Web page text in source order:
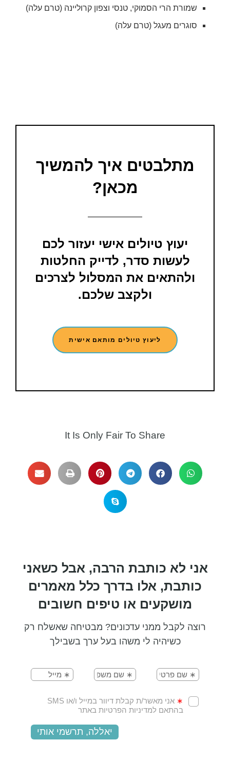
שמורת הרי הסמוקי, טנסי וצפון קרוליינה (טרם עלה)
סוגרים מעגל (טרם עלה)
מתלבטים איך להמשיך
מכאן?
יעוץ טיולים אישי יעזור לכם
לעשות סדר, לדייק החלטות
ולהתאים את המסלול לצרכים
ולקצב שלכם.
ליעוץ טיולים מותאם אישית
It Is Only Fair To Share​
אני לא כותבת הרבה, אבל כשאני
כותבת, אלו בדרך כלל מאמרים
מושקעים או טיפים חשובים
רוצה לקבל ממני עדכונים? מבטיחה שאשלח רק
כשיהיה לי משהו בעל ערך בשבילך